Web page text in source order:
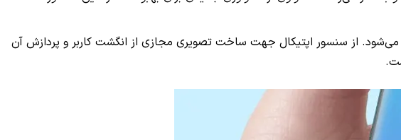
از سنسور اپتیکال جهت ساخت تصویری مجازی از انگشت کاربر و پردازش آن